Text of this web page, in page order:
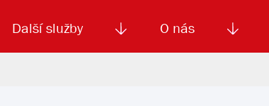
Další služby O nás